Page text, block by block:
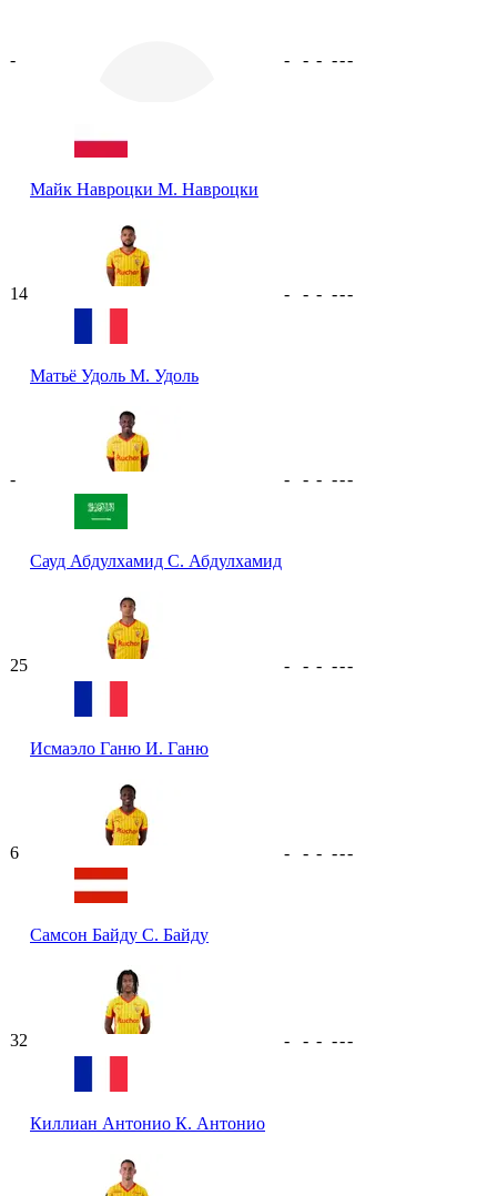
-
Майк Навроцки М. Навроцки
- - - ---
14
Матьё Удоль М. Удоль
- - - ---
-
Сауд Абдулхамид С. Абдулхамид
- - - ---
25
Исмаэло Ганю И. Ганю
- - - ---
6
Самсон Байду С. Байду
- - - ---
32
Киллиан Антонио К. Антонио
- - - ---